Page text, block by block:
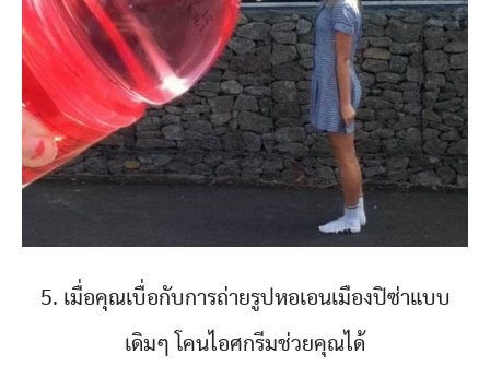
5. เมื่อคุณเบื่อกับการถ่ายรูปหอเอนเมืองปิซ่าแบบ
เดิมๆ โคนไอศกรีมช่วยคุณได้